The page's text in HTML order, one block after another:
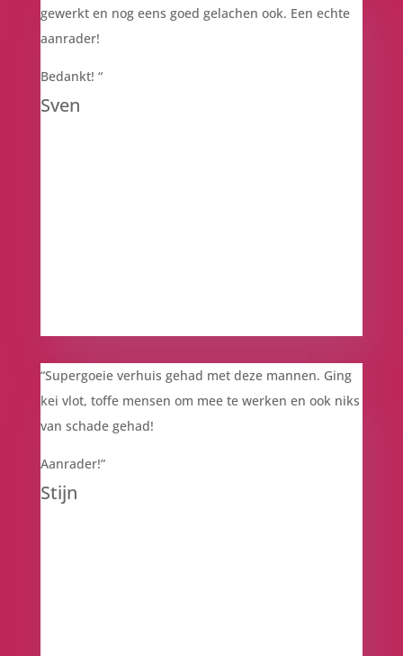
gewerkt en nog eens goed gelachen ook. Een echte
aanrader!
Bedankt! “
Sven
“Supergoeie verhuis gehad met deze mannen. Ging
kei vlot, toffe mensen om mee te werken en ook niks
van schade gehad!
Aanrader!”
Stijn